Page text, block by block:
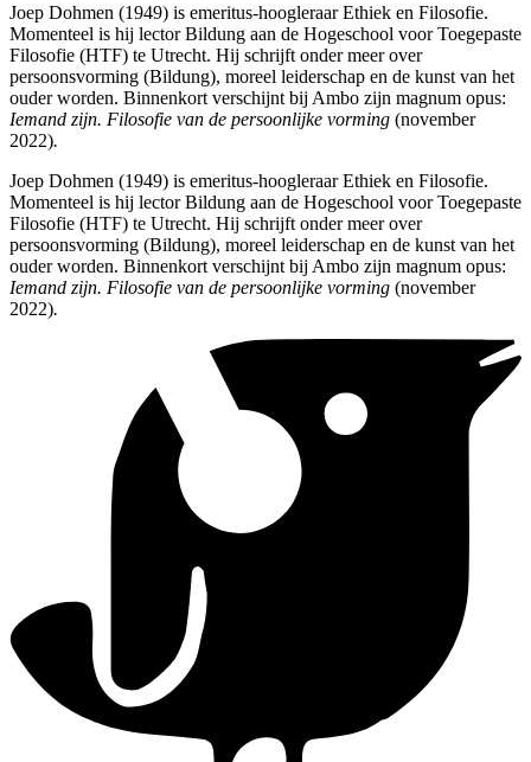
Joep Dohmen (1949) is emeritus-hoogleraar Ethiek en Filosofie.
Momenteel is hij lector Bildung aan de Hogeschool voor Toegepaste
Filosofie (HTF) te Utrecht. Hij schrijft onder meer over
persoonsvorming (Bildung), moreel leiderschap en de kunst van het
ouder worden. Binnenkort verschijnt bij Ambo zijn magnum opus:
Iemand zijn. Filosofie van de persoonlijke vorming (november
2022).
Joep Dohmen (1949) is emeritus-hoogleraar Ethiek en Filosofie.
Momenteel is hij lector Bildung aan de Hogeschool voor Toegepaste
Filosofie (HTF) te Utrecht. Hij schrijft onder meer over
persoonsvorming (Bildung), moreel leiderschap en de kunst van het
ouder worden. Binnenkort verschijnt bij Ambo zijn magnum opus:
Iemand zijn. Filosofie van de persoonlijke vorming (november
2022).